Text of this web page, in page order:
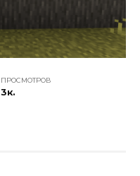
ПРОСМОТРОВ
3к.